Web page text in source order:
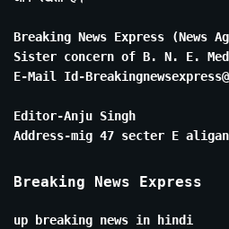
Breaking News Express (News
Sister concern of B. N. E.
E-Mail Id-
Editor-Anju Singh
Address-mig 47 secter E
Breaking News Express
up breaking news in hindi